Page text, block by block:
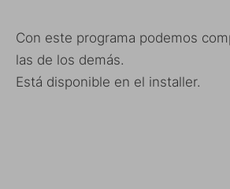
Con este programa podemos
las de los demás.
Está disponible en el installer.